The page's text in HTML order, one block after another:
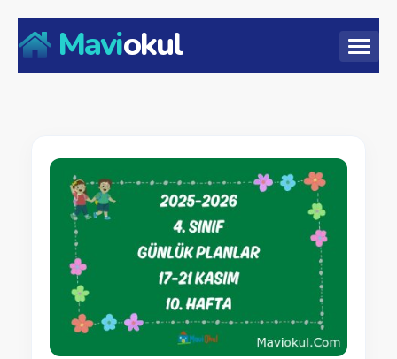
Maviokul